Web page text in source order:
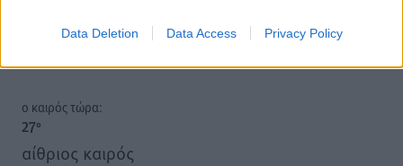
Data Deletion Data Access Privacy Policy
o καιρός τώρα:
27°
αίθριος καιρός